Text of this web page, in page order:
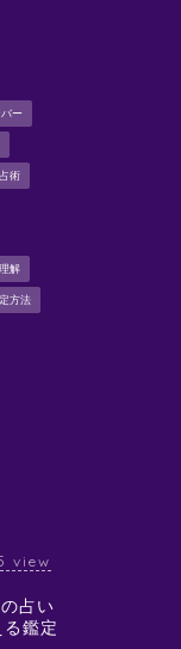
ー
占術
解
方法
view
占い
鑑定